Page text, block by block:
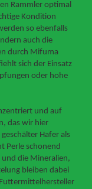
Rammler optimal
Kondition
so ebenfalls
auch die
durch Mifuma
sich der Einsatz
oder hohe
und auf
das wir hier
Hafer als
Perle schonend
die Mineralien,
bleiben dabei